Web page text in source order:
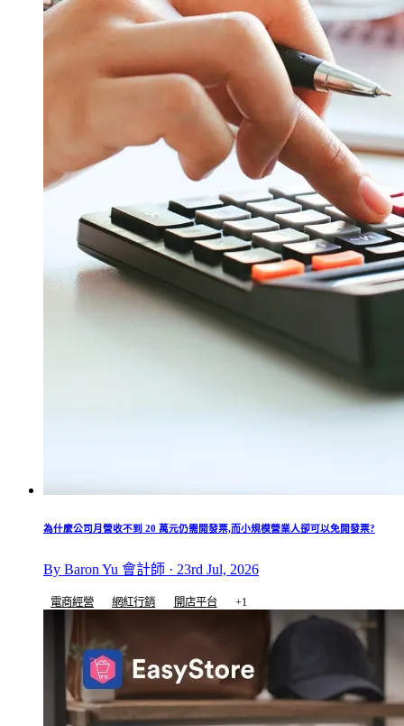
為什麼公司月營收不到 20 萬元仍需開發票,而小規模營業人卻可以免開發票?
By Baron Yu 會計師 · 23rd Jul, 2026
電商經營 網紅行銷 開店平台 +1